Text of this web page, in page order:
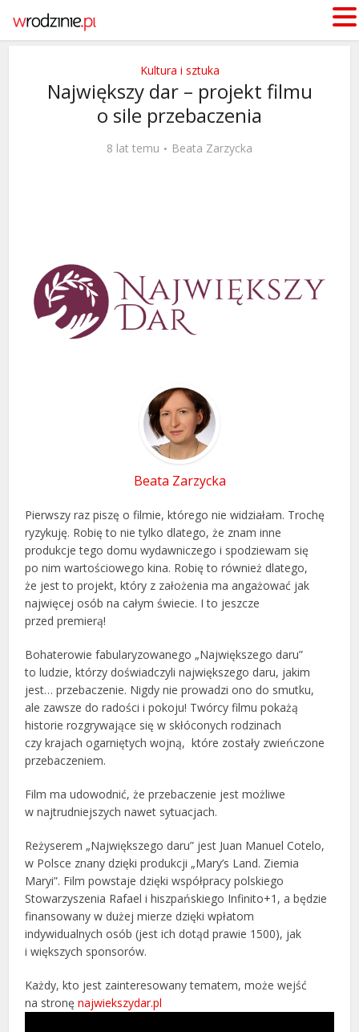
Kultura i sztuka
Największy dar – projekt filmu
o sile przebaczenia
8 lat temu Beata Zarzycka
Beata Zarzycka
Pierwszy raz piszę o filmie, którego nie widziałam. Trochę
ryzykuję. Robię to nie tylko dlatego, że znam inne
produkcje tego domu wydawniczego i spodziewam się
po nim wartościowego kina. Robię to również dlatego,
że jest to projekt, który z założenia ma angażować jak
najwięcej osób na całym świecie. I to jeszcze
przed premierą!
Bohaterowie fabularyzowanego „Największego daru”
to ludzie, którzy doświadczyli największego daru, jakim
jest… przebaczenie. Nigdy nie prowadzi ono do smutku,
ale zawsze do radości i pokoju! Twórcy filmu pokażą
historie rozgrywające się w skłóconych rodzinach
czy krajach ogarniętych wojną, które zostały zwieńczone
przebaczeniem.
Film ma udowodnić, że przebaczenie jest możliwe
w najtrudniejszych nawet sytuacjach.
Reżyserem „Największego daru” jest Juan Manuel Cotelo,
w Polsce znany dzięki produkcji „Mary’s Land. Ziemia
Maryi”. Film powstaje dzięki współpracy polskiego
Stowarzyszenia Rafael i hiszpańskiego Infinito+1, a będzie
finansowany w dużej mierze dzięki wpłatom
indywidualnych osób (jest ich dotąd prawie 1500), jak
i większych sponsorów.
Każdy, kto jest zainteresowany tematem, może wejść
na stronęnajwiekszydar.pl